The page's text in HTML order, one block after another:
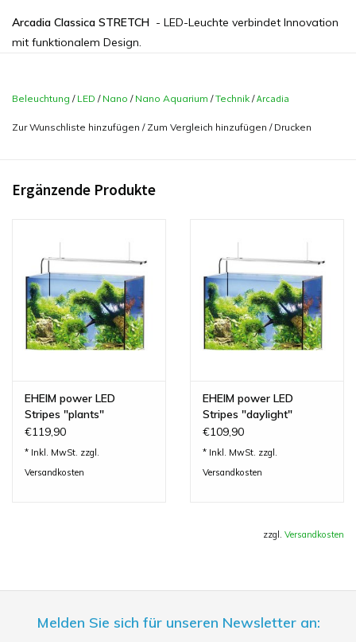
Arcadia Classica STRETCH - LED-Leuchte verbindet Innovation
mit funktionalem Design.
flexibelsten Produkte seiner Art auf dem Markt.
Beleuchtung / LED / Nano / Nano Aquarium /Technik /Arcadia
Zur Wunschliste hinzufügen / Zum Vergleich hinzufügen / Drucken
Ergänzende Produkte
EHEIM power LED
Stripes "plants"
€119,90
* Inkl. MwSt. zzgl.
Versandkosten
EHEIM power LED
Stripes "daylight"
€109,90
* Inkl. MwSt. zzgl.
Versandkosten
zzgl. Versandkosten
Melden Sie sich für unseren Newsletter an: